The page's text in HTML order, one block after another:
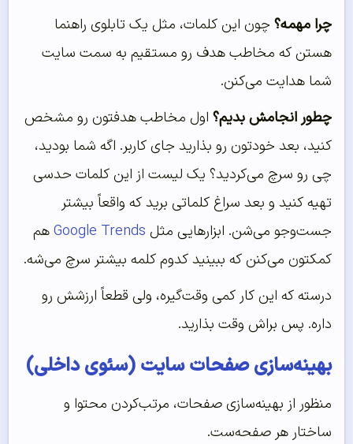
چرا مهمه؟ چون این کلمات، مثل یک تابلوی راهنما
هستن که مخاطب هدف رو مستقیم به سمت سایت
شما هدایت می‌کنن.
چطور انجامش بدیم؟ اول مخاطب هدفتون رو مشخص
کنید، بعد خودتون رو بذارید جای کاربر. اگه شما بودید،
چی رو سرچ می‌کردید؟ یک لیست از این کلمات حدسی
تهیه کنید و بعد سراغ کلماتی برید که واقعاً بیشتر
جست‌وجو می‌شن. ابزارهایی مثل Google Trendsهم
کمکتون می‌کنن که ببینید کدوم کلمه بیشتر سرچ می‌شه.
درسته که این کار کمی وقت‌گیره، ولی قطعاً ارزشش رو
داره. پس براش وقت بذارید.
بهینه‌سازی صفحات سایت (سئوی داخلی)
منظور از بهینه‌سازی صفحات، مرتب‌کردن محتوا و
ساختار هر صفحه‌ست.